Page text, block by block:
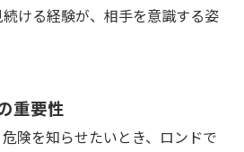
ける経験が、相手を意識する姿
重要性
険を知らせたいとき、ロンドで